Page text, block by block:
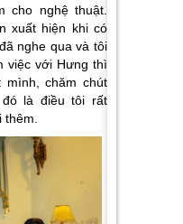
cho nghệ thuật.
xuất hiện khi có
nghe qua và tôi
việc với Hưng thì
mình, chăm chút
là điều tôi rất
thêm.